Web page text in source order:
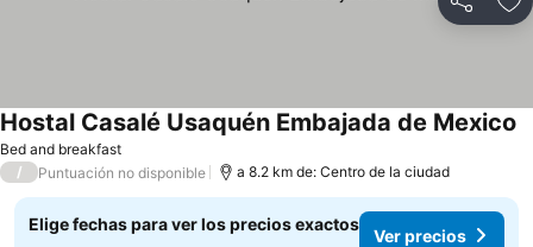
Compartir
Bed and breakfast
Hostal Casalé Usaquén Embajada de Mexico
/ Puntuación no disponible a 8.2 km de: Centro de la ciudad
Elige fechas para ver los precios exactos
Ver precios